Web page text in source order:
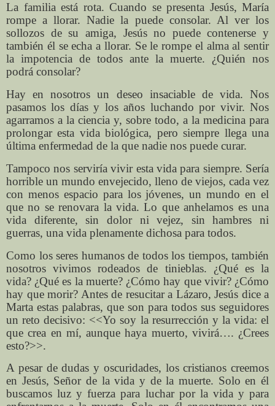
La familia está rota. Cuando se presenta Jesús, María
rompe a llorar. Nadie la puede consolar. Al ver los
sollozos de su amiga, Jesús no puede contenerse y
también él se echa a llorar. Se le rompe el alma al sentir
la impotencia de todos ante la muerte. ¿Quién nos
podrá consolar?
Hay en nosotros un deseo insaciable de vida. Nos
pasamos los días y los años luchando por vivir. Nos
agarramos a la ciencia y, sobre todo, a la medicina para
prolongar esta vida biológica, pero siempre llega una
última enfermedad de la que nadie nos puede curar.
Tampoco nos serviría vivir esta vida para siempre. Sería
horrible un mundo envejecido, lleno de viejos, cada vez
con menos espacio para los jóvenes, un mundo en el
que no se renovara la vida. Lo que anhelamos es una
vida diferente, sin dolor ni vejez, sin hambres ni
guerras, una vida plenamente dichosa para todos.
Como los seres humanos de todos los tiempos, también
nosotros vivimos rodeados de tinieblas. ¿Qué es la
vida? ¿Qué es la muerte? ¿Cómo hay que vivir? ¿Cómo
hay que morir? Antes de resucitar a Lázaro, Jesús dice a
Marta estas palabras, que son para todos sus seguidores
un reto decisivo: <<Yo soy la resurrección y la vida: el
que crea en mí, aunque haya muerto, vivirá…. ¿Crees
esto?>>.
A pesar de dudas y oscuridades, los cristianos creemos
en Jesús, Señor de la vida y de la muerte. Solo en él
buscamos luz y fuerza para luchar por la vida y para